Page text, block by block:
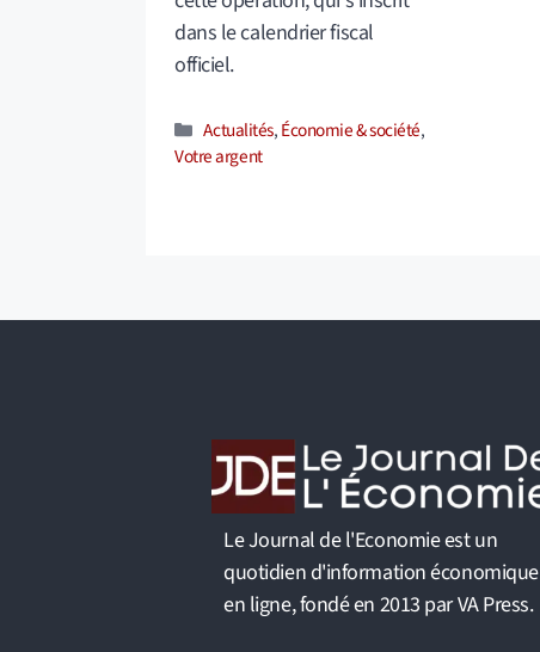
dans le calendrier fiscal
officiel.
Catégories
Actualités,Économie & société,
Votre argent
Le Journal de l'Economie est un
quotidien d'information économique
en ligne, fondé en 2013 par VA Press.